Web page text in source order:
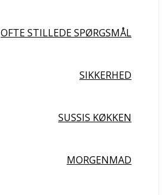
OFTE STILLEDE SPØRGSMÅL
SIKKERHED
SUSSIS KØKKEN
MORGENMAD